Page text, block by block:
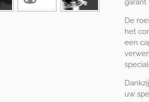
garant
De
het
een
uw